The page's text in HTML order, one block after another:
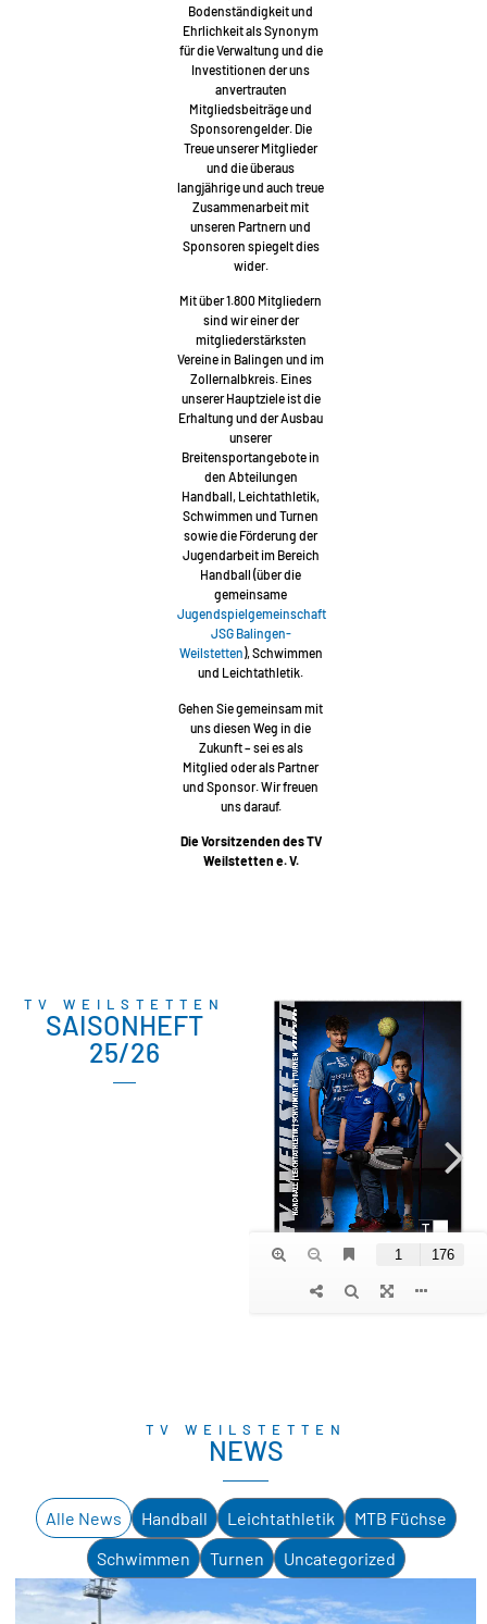
Bodenständigkeit und
Ehrlichkeit als Synonym
für die Verwaltung und die
Investitionen der uns
anvertrauten
Mitgliedsbeiträge und
Sponsorengelder. Die
Treue unserer Mitglieder
und die überaus
langjährige und auch treue
Zusammenarbeit mit
unseren Partnern und
Sponsoren spiegelt dies
wider.
Mit über 1.800 Mitgliedern
sind wir einer der
mitgliederstärksten
Vereine in Balingen und im
Zollernalbkreis. Eines
unserer Hauptziele ist die
Erhaltung und der Ausbau
unserer
Breitensportangebote in
den Abteilungen
Handball, Leichtathletik,
Schwimmen und Turnen
sowie die Förderung der
Jugendarbeit im Bereich
Handball (über die
gemeinsame
Jugendspielgemeinschaft
JSG Balingen-
Weilstetten), Schwimmen
und Leichtathletik.
Gehen Sie gemeinsam mit
uns diesen Weg in die
Zukunft – sei es als
Mitglied oder als Partner
und Sponsor. Wir freuen
uns darauf.
Die Vorsitzenden des TV
Weilstetten e. V.
TV WEILSTETTEN
SAISONHEFT
25/26
TV WEILSTETTEN
NEWS
Handball Leichtathletik
MTB Füchse
Schwimmen
Turnen Uncategorized
Alle News